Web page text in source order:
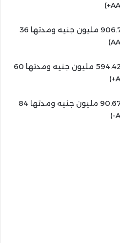
• تبلغ قيمة الشريحة (B) 906.75 مليون جنيه ومدتها 36
• تبلغ قيمة الشريحة (C) 594.425 مليون جنيه ومدتها 60
• تبلغ قيمة الشريحة (D) 90.675 مليون جنيه ومدتها 84